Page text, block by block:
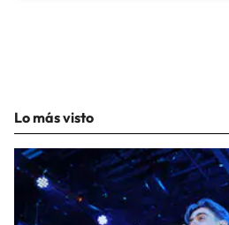
Lo más visto